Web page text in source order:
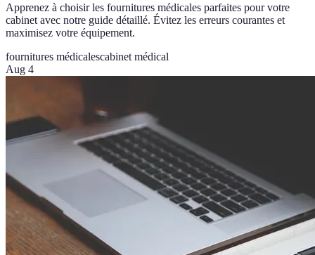
Apprenez à choisir les fournitures médicales parfaites pour votre
cabinet avec notre guide détaillé. Évitez les erreurs courantes et
maximisez votre équipement.
fournitures médicalescabinet médical
Aug 4